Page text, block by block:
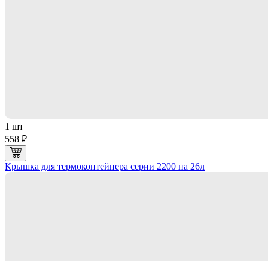
1 шт
558 ₽
Крышка для термоконтейнера серии 2200 на 26л